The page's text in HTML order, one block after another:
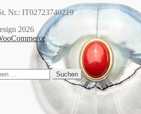
Nr.: IT02723740219
2026
.
Suchen